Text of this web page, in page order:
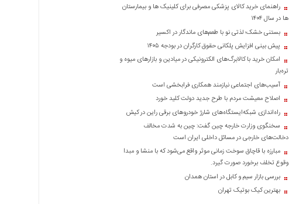
راهنمای خرید کالای پزشکی مصرفی برای کلینیک ها و بیمارستان
ها در سال ۱۴۰۴
بستنی خشک؛ لذتی نو با طعم‌های ماندگار در اکسیر
پیش بینی افزایش پلکانی حقوق کارگران در بودجه ۱۴۰۵
امکان خرید با کالابرگ‌های الکترونیکی در میادین و بازارهای میوه و
تره‌بار
آسیب‌های اجتماعی نیازمند همکاری فرابخشی است
اصلاح معیشت مردم با طرح جدید دولت کلید خورد
راه‌اندازی شبکه‌ایستگاه‌های شارژ خودروهای برقی راین در کیش
سخنگوی وزارت خارجه چین گفت: چین به شدت مخالف
دخالت‌های خارجی در مسائل داخلی ایران است
مبارزه با قاچاق سوخت زمانی موثر واقع می‌شود که با منشا و مبدا
وقوع تخلف برخورد صورت گیرد.
بررسی بازار سیم و کابل در استان همدان
بهترین کیک بوتیک تهران